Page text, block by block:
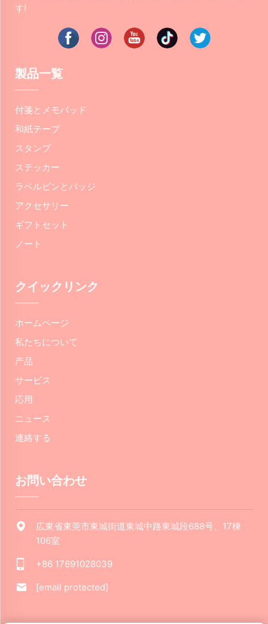
す!
製品一覧
付箋とメモパッド
和紙テープ
スタンプ
ステッカー
ラベルピンとバッジ
アクセサリー
ギフトセット
ノート
クイックリンク
ホームページ
私たちについて
产品
サービス
応用
ニュース
連絡する
お問い合わせ
広東省東莞市東城街道東城中路東城段688号、17棟
106室
+86 17691028039
[email protected]